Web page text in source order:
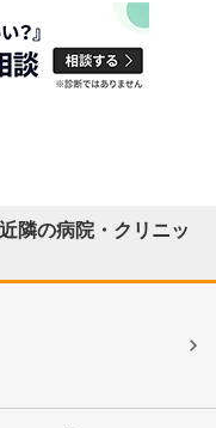
隣の病院・クリニッ